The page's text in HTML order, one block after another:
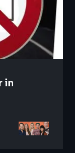
in